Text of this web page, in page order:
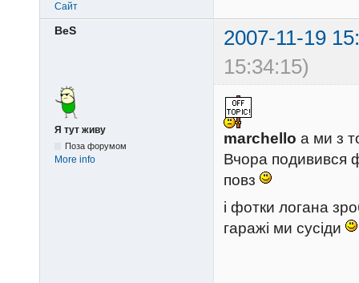
Сайт
BeS
2007-11-19
15:34:15)
Я тут живу
Поза форумом
More info
marchello а ми з
Вчора подивився
повз
і фотки логана
гаражі ми сусіди